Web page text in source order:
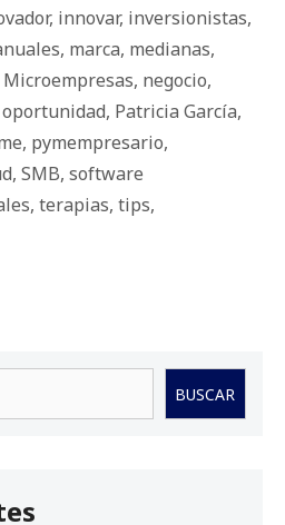
, innovar, inversionistas,
, marca, medianas,
Microempresas, negocio,
oportunidad, Patricia García,
, pymempresario,
, SMB, software
, terapias, tips,
BUSCAR